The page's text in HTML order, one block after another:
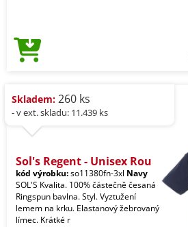
Skladem: 260 ks
- v ext. skladu: 11.439 ks
Sol's Regent - Unisex Rou
kód výrobku:so11380fn-3xl Navy
SOL'S Kvalita. 100% částečně česaná
Ringspun bavlna. Styl. Vyztužení
lemem na krku. Elastanový žebrovaný
límec. Krátké r